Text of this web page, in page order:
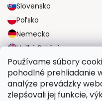
Používame súbory
pohodlné prehliadanie
analýze prevádzky
zlepšovali jej funkcie,
Slovensko
Poľsko
Nemecko
Veľká Británia
SPOĽAHLIVÉ MOŽNOSTI